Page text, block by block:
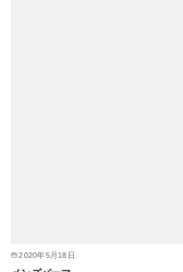
2020年5月18日